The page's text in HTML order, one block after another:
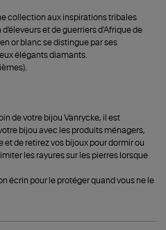
collection aux inspirations tribales
et de guerriers d'Afrique de
or blanc se distingue par ses
élégants diamants.
de votre bijou Vanrycke, il est
bijou avec les produits ménagers,
et de retirez vos bijoux pour dormir ou
les rayures sur les pierres lorsque
écrin pour le protéger quand vous ne le